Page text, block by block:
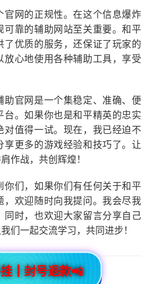
官网的正规性。在这个信息爆炸
可靠的辅助网站至关重要。和平
优质的服务，还保证了玩家的
心地使用各种辅助工具，享受
助官网是一个集稳定、准确、便
。如果你也是和平精英的忠实
值得一试。现在，我已经迫不
享更多的游戏经验和技巧了。让
作战，共创辉煌！
你们，如果你们有任何关于和平
，欢迎随时向我提问。我会尽我
同时，也欢迎大家留言分享自己
们一起交流学习，共同进步！
挂┃封号退款📲